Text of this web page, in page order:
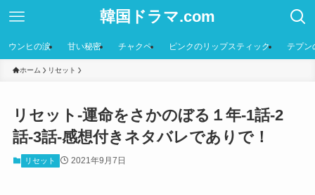
韓国ドラマ.com
ウンヒの涙 甘い秘密 チャクペ ピンクのリップスティック テプン
ホーム リセット
リセット-運命をさかのぼる１年-1話-2
話-3話-感想付きネタバレでありで！
リセット 2021年9月7日